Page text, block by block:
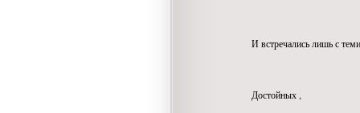
И встречались лишь с
Достойных ,